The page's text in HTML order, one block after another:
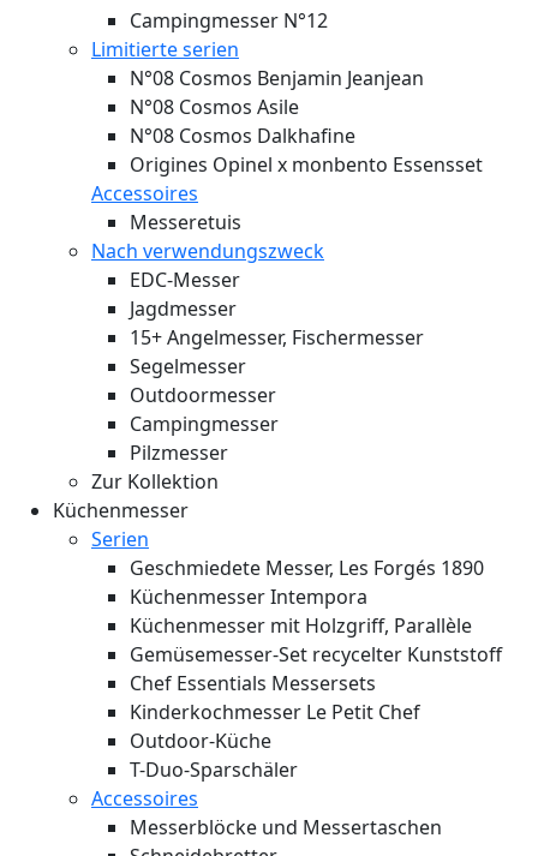
Campingmesser N°12
Limitierte serien
N°08 Cosmos Benjamin Jeanjean
N°08 Cosmos Asile
N°08 Cosmos Dalkhafine
Origines Opinel x monbento Essensset
Accessoires
Messeretuis
Nach verwendungszweck
EDC-Messer
Jagdmesser
15+ Angelmesser, Fischermesser
Segelmesser
Outdoormesser
Campingmesser
Pilzmesser
Zur Kollektion
Küchenmesser
Serien
Geschmiedete Messer, Les Forgés 1890
Küchenmesser Intempora
Küchenmesser mit Holzgriff, Parallèle
Gemüsemesser-Set recycelter Kunststoff
Chef Essentials Messersets
Kinderkochmesser Le Petit Chef
Outdoor-Küche
T-Duo-Sparschäler
Accessoires
Messerblöcke und Messertaschen